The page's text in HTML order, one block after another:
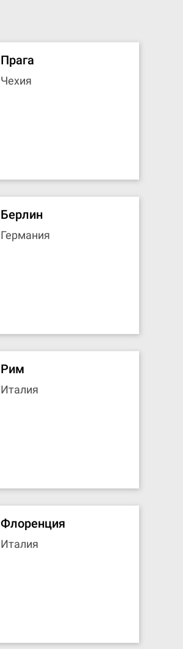
Прага
Чехия
Берлин
Германия
Рим
Италия
Флоренция
Италия